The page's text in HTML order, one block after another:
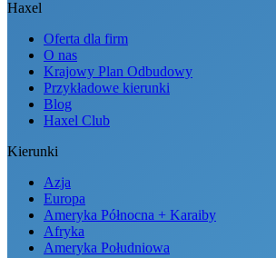
Haxel
Oferta dla firm
O nas
Krajowy Plan Odbudowy
Przykładowe kierunki
Blog
Haxel Club
Kierunki
Azja
Europa
Ameryka Północna + Karaiby
Afryka
Ameryka Południowa